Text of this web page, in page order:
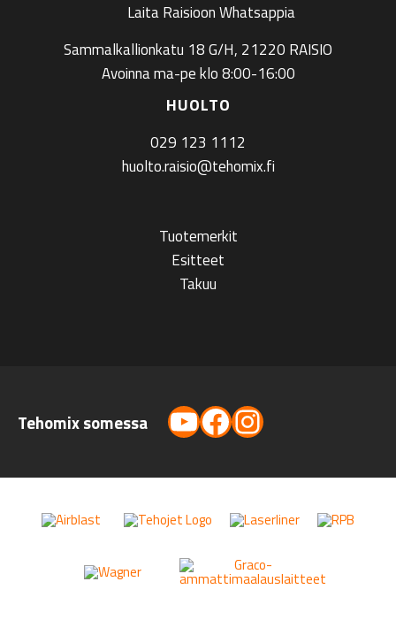
Laita Raisioon Whatsappia
Sammalkallionkatu 18 G/H, 21220 RAISIO
Avoinna ma-pe klo 8:00-16:00
HUOLTO
029 123 1112
huolto.raisio@tehomix.fi
Tuotemerkit
Esitteet
Takuu
Tehomix somessa YouTube
Facebook
Instagram